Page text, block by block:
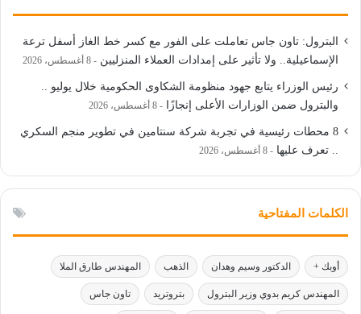
البترول: تاون جاس تعاملت على الفور مع كسر خط الغاز أسفل ترعة
الإسماعيلية.. ولا تأثير على إمدادات العملاء المنزليين
8 أغسطس، 2026
رئيس الوزراء يتابع جهود منظومة الشكاوى الحكومية خلال يوليو ..
والبترول ضمن الوزارات الأعلى إنجازًا
8 أغسطس، 2026
8 محطات رئيسية في تجربة شركة سنتامين في تطوير منجم السكري
.. تعرف عليها
8 أغسطس، 2026
الكلمات المفتاحية
أوبك + الدكتور وسيم وهدان الذهب المهندس طارق الملا
المهندس كريم بدوي وزير البترول بتروتريد تاون جاس